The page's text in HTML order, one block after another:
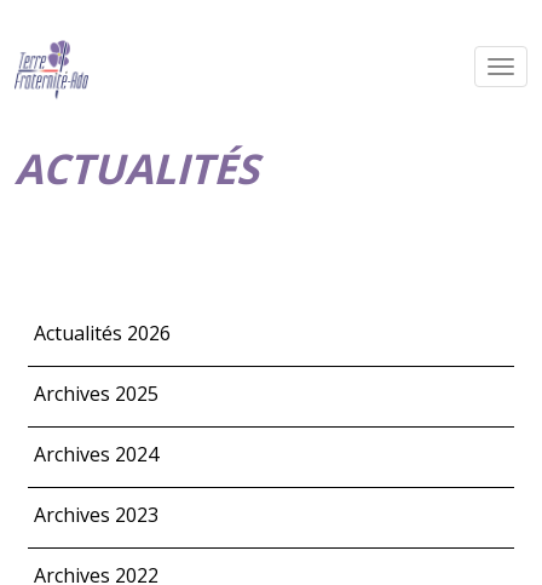
ACTUALITÉS
Actualités 2026
Archives 2025
Archives 2024
Archives 2023
Archives 2022